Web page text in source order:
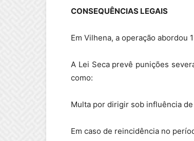
CONSEQUÊNCIAS LEGAIS
Em Vilhena, a operação
A Lei Seca prevê punições
como:
Multa por dirigir sob influência
Em caso de reincidência no